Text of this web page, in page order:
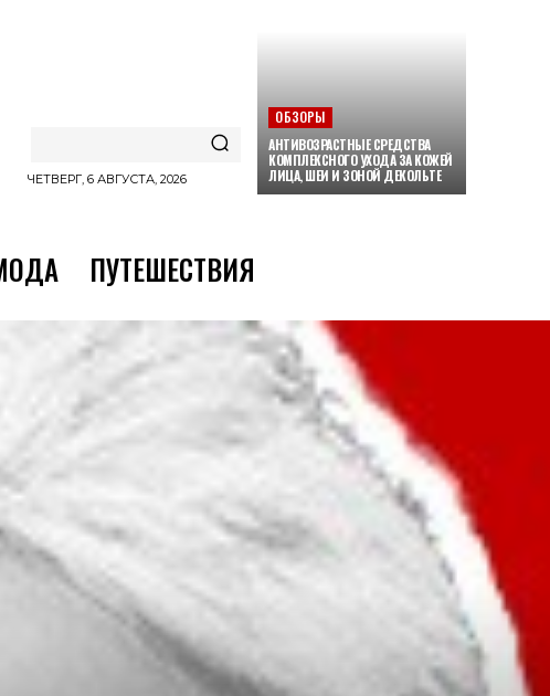
ЧЕТВЕРГ, 6 АВГУСТА, 2026
ОБЗОРЫ
АНТИВОЗРАСТНЫЕ СРЕДСТВА
КОМПЛЕКСНОГО УХОДА ЗА КОЖЕЙ
ЛИЦА, ШЕИ И ЗОНОЙ ДЕКОЛЬТЕ
ПУТЕШЕСТВИЯ